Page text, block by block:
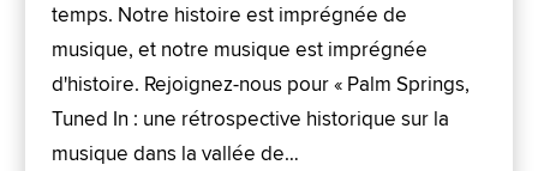
temps. Notre histoire est imprégnée de
musique, et notre musique est imprégnée
d'histoire. Rejoignez-nous pour « Palm Springs,
Tuned In : une rétrospective historique sur la
musique dans la vallée de…